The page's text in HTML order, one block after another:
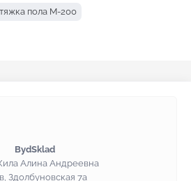
пола М-200
BydSklad
Алина Андреевна
Здолбуновская 7а